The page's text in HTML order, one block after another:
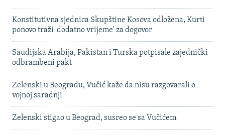
Konstitutivna sjednica Skupštine Kosova odložena, Kurti
ponovo traži 'dodatno vrijeme' za dogovor
Saudijska Arabija, Pakistan i Turska potpisale zajednički
odbrambeni pakt
Zelenski u Beogradu, Vučić kaže da nisu razgovarali o
vojnoj saradnji
Zelenski stigao u Beograd, susreo se sa Vučićem